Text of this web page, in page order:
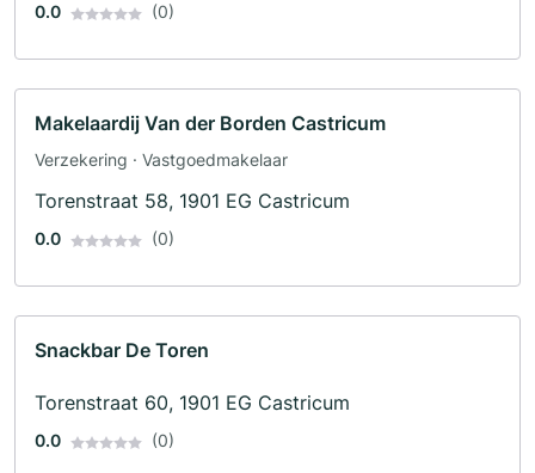
0.0 (0)
Makelaardij Van der Borden Castricum
Verzekering · Vastgoedmakelaar
Torenstraat 58, 1901 EG Castricum
0.0 (0)
Snackbar De Toren
Torenstraat 60, 1901 EG Castricum
0.0 (0)